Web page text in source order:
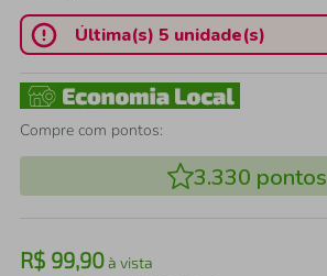
Última(s) 5 unidade(s)
Compre com pontos:
3.330 pontos
R$ 99,90à vista